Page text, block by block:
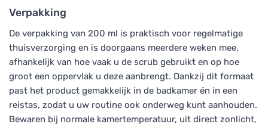
Verpakking
De verpakking van 200 ml is praktisch voor regelmatige
thuisverzorging en is doorgaans meerdere weken mee,
afhankelijk van hoe vaak u de scrub gebruikt en op hoe
groot een oppervlak u deze aanbrengt. Dankzij dit formaat
past het product gemakkelijk in de badkamer én in een
reistas, zodat u uw routine ook onderweg kunt aanhouden.
Bewaren bij normale kamertemperatuur, uit direct zonlicht,